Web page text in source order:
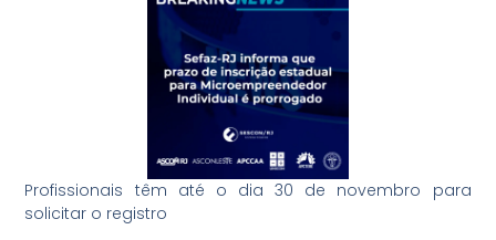
Profissionais têm até o dia 30 de novembro para
solicitar o registro